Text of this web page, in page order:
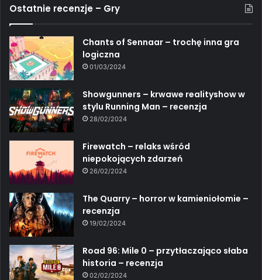
Ostatnie recenzje – Gry
Chants of Sennaar – trochę inna gra
logiczna
01/03/2024
Showgunners – krwawe realityshow w
stylu Running Man – recenzja
28/02/2024
Firewatch – relaks wśród
niepokojących zdarzeń
26/02/2024
The Quarry – horror w kamieniołomie –
recenzja
19/02/2024
Road 96: Mile 0 – przytłaczająco słaba
historia – recenzja
02/02/2024